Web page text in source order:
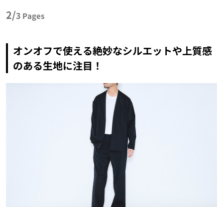
2/3 Pages
オンオフで使える絶妙なシルエットや上質感
のある生地に注目！